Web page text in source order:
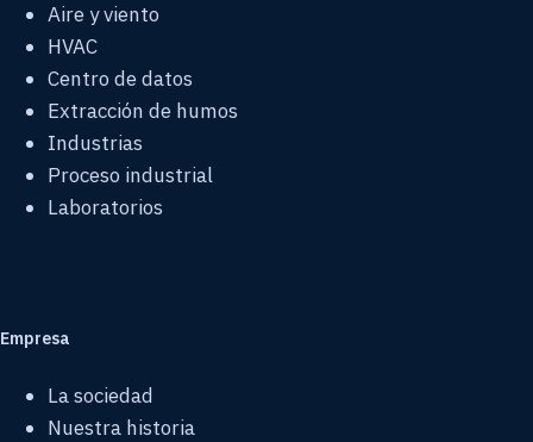
Aire y viento
HVAC
Centro de datos
Extracción de humos
Industrias
Proceso industrial
Laboratorios
Empresa
La sociedad
Nuestra historia